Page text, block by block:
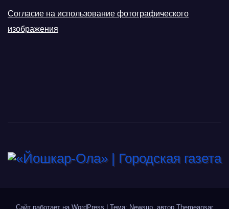
Согласие на использование фотографического
изображения
Сайт работает на WordPress Тема: Newsup, автор Themeansar